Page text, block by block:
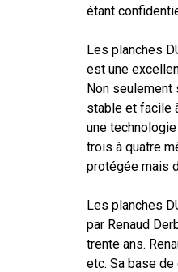
étant
Les planches
est une
Non seulement
stable et facile
une
trois à quatre
protégée mais
Les planches
par Renaud
trente ans.
etc. Sa base